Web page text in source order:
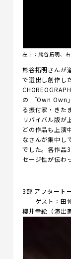
左上：熊谷拓明、
熊谷拓明さんが
で選出し創作
の 「Own Own
る振付家・きた
リバイバル版が
どの作品も上演
なさんが集中し
でした。各作品
セージ性が伝わ
3部 アフタート
ゲスト：田仲
櫻井幸絵（演出